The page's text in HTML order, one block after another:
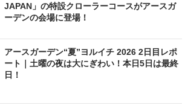
JAPAN」の特設クローラーコースがアースガ
ーデンの会場に登場！
アースガーデン“夏”ヨルイチ 2026 2日目レポ
ート｜土曜の夜は大にぎわい！本日5日は最終
日！